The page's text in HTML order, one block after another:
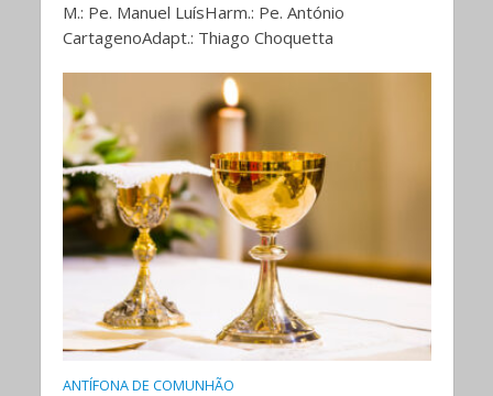
M.: Pe. Manuel LuísHarm.: Pe. António
CartagenoAdapt.: Thiago Choquetta
ANTÍFONA DE COMUNHÃO